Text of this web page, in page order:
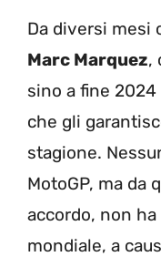
Da diversi mesi
Marc Marquez,
sino a fine
che gli
stagione.
MotoGP, ma da
accordo, non
mondiale, a